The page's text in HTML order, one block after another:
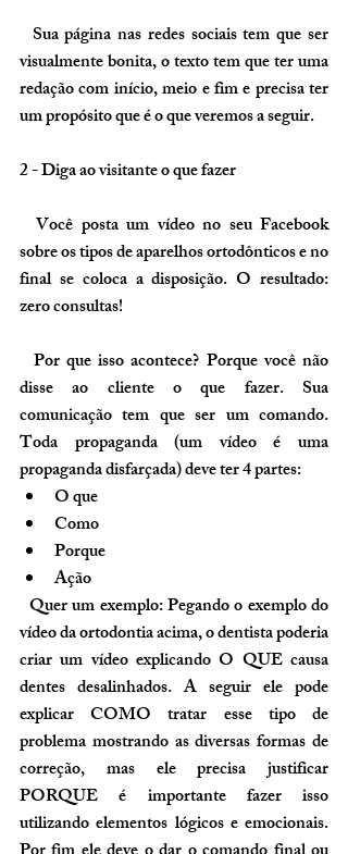
Sua página nas redes sociais tem que ser
visualmente bonita, o texto tem que ter uma
redação com início, meio e fim e precisa ter
um propósito que é o que veremos a seguir.
2 - Diga ao visitante o que fazer
Você posta um vídeo no seu Facebook
sobre os tipos de aparelhos ortodônticos e no
final se coloca a disposição. O resultado:
zero consultas!
Por que isso acontece? Porque você não
disse ao cliente o que fazer. Sua
comunicação tem que ser um comando.
Toda propaganda (um vídeo é uma
propaganda disfarçada) deve ter 4 partes:
O que
Como
Porque
Ação
Quer um exemplo: Pegando o exemplo do
vídeo da ortodontia acima, o dentista poderia
criar um vídeo explicando O QUE causa
dentes desalinhados. A seguir ele pode
explicar COMO tratar esse tipo de
problema mostrando as diversas formas de
PORQUE é importante fazer isso
utilizando elementos lógicos e emocionais.